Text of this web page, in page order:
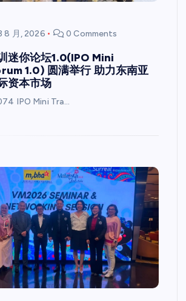
8 月, 2026 0 Comments
迷你论坛1.0(IPO Mini
1.0) 圆满举行 助力东南亚
资本市场
IPO Mini Tra…